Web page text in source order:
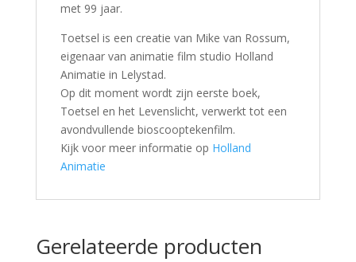
met 99 jaar.
Toetsel is een creatie van Mike van Rossum,
eigenaar van animatie film studio Holland
Animatie in Lelystad.
Op dit moment wordt zijn eerste boek,
Toetsel en het Levenslicht, verwerkt tot een
avondvullende bioscooptekenfilm.
Kijk voor meer informatie op Holland
Animatie
Gerelateerde producten